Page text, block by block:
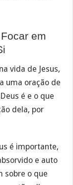
em
vida de Jesus,
uma oração de
é e o que
dela, por
é importante,
e auto
sobre o que